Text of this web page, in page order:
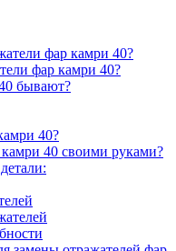
фар камри 40?
фар камри 40?
бывают?
40?
40 своими руками?